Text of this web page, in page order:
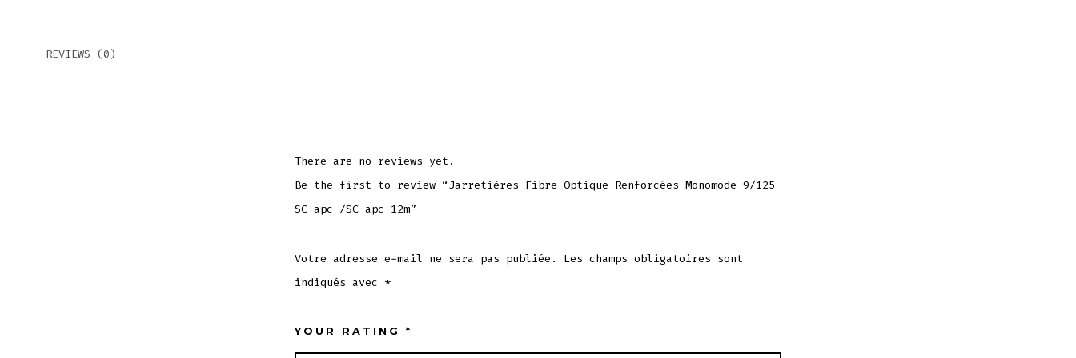
REVIEWS (0)
There are no reviews yet.
Be the first to review “Jarretières Fibre Optique Renforcées Monomode 9/125
SC apc /SC apc 12m”
Votre adresse e-mail ne sera pas publiée.
Les champs obligatoires sont
indiqués avec *
YOUR RATING *